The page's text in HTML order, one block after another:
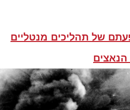
של תהליכים מנטליים